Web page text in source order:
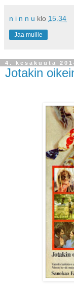
n i n n u klo 15.34
Jaa muille
4. kesäkuuta
Jotakin